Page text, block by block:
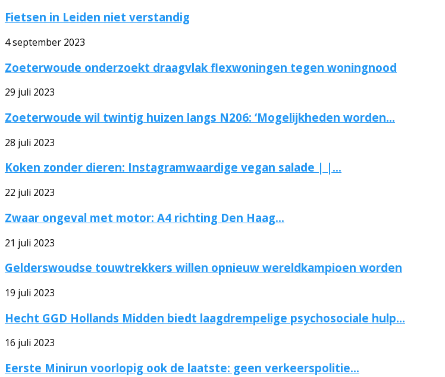
Fietsen in Leiden niet verstandig
4 september 2023
Zoeterwoude onderzoekt draagvlak flexwoningen tegen woningnood
29 juli 2023
Zoeterwoude wil twintig huizen langs N206: ‘Mogelijkheden worden...
28 juli 2023
Koken zonder dieren: Instagramwaardige vegan salade | |...
22 juli 2023
Zwaar ongeval met motor: A4 richting Den Haag...
21 juli 2023
Gelderswoudse touwtrekkers willen opnieuw wereldkampioen worden
19 juli 2023
Hecht GGD Hollands Midden biedt laagdrempelige psychosociale hulp...
16 juli 2023
Eerste Minirun voorlopig ook de laatste: geen verkeerspolitie...